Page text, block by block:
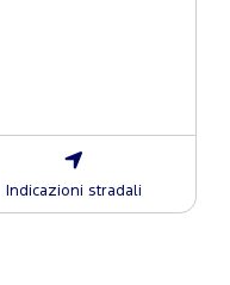
Indicazioni stradali